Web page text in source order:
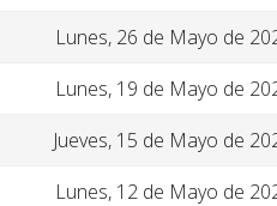
Lunes, 26 de Mayo de
Lunes, 19 de Mayo de
Jueves, 15 de Mayo de
Lunes, 12 de Mayo de